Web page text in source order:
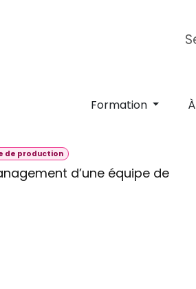
Campus Ange
Formation
de production
d’une équipe de